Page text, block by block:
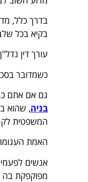
בדרך כלל,
בקיא בכל
עורך דין
כשמדובר
גם אם אתם
בניה, שהוא
המשפטית
האמת
אנשים
מפוקפקת בה